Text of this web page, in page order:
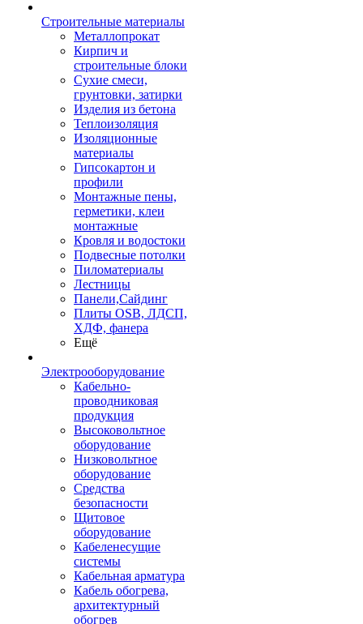
Строительные материалы
Металлопрокат
Кирпич и
строительные блоки
Сухие смеси,
грунтовки, затирки
Изделия из бетона
Теплоизоляция
Изоляционные
материалы
Гипсокартон и
профили
Монтажные пены,
герметики, клеи
монтажные
Кровля и водостоки
Подвесные потолки
Пиломатериалы
Лестницы
Панели,Сайдинг
Плиты OSB, ЛДСП,
ХДФ, фанера
Ещё
Электрооборудование
Кабельно-
проводниковая
продукция
Высоковольтное
оборудование
Низковольтное
оборудование
Средства
безопасности
Щитовое
оборудование
Кабеленесущие
системы
Кабельная арматура
Кабель обогрева,
архитектурный
обогрев